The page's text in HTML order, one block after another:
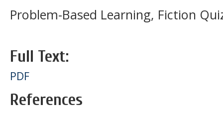
Problem-Based Learning, Fiction
Full Text:
PDF
References